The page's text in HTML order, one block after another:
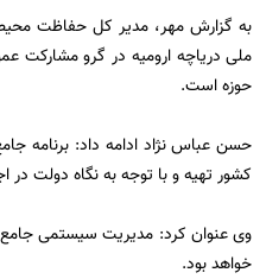
به گزارش مهر، مدیر کل حفاظت
ملی دریاچه ارومیه در گرو مشارکت
حوزه است.
حسن عباس نژاد ادامه داد: برنامه
کشور تهیه و با توجه به نگاه دولت در
وی عنوان کرد: مدیریت سیستمی جامع
خواهد بود.